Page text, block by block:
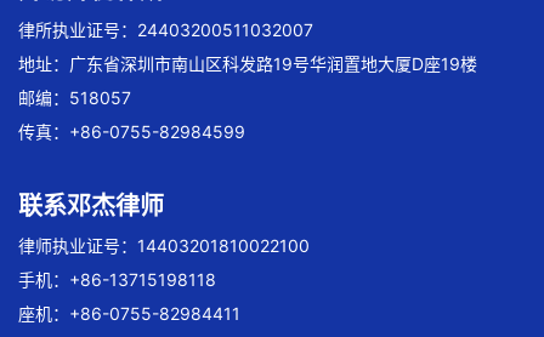
律所执业证号：24403200511032007
地址：广东省深圳市南山区科发路19号华润置地大厦D座19楼
邮编：518057
传真：+86-0755-82984599
联系邓杰律师
律师执业证号：14403201810022100
手机：+86-13715198118
座机：+86-0755-82984411